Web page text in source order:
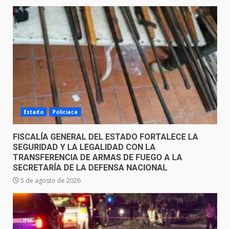
Estado Policiaca
FISCALÍA GENERAL DEL ESTADO FORTALECE LA
SEGURIDAD Y LA LEGALIDAD CON LA
TRANSFERENCIA DE ARMAS DE FUEGO A LA
SECRETARÍA DE LA DEFENSA NACIONAL
5 de agosto de 2026